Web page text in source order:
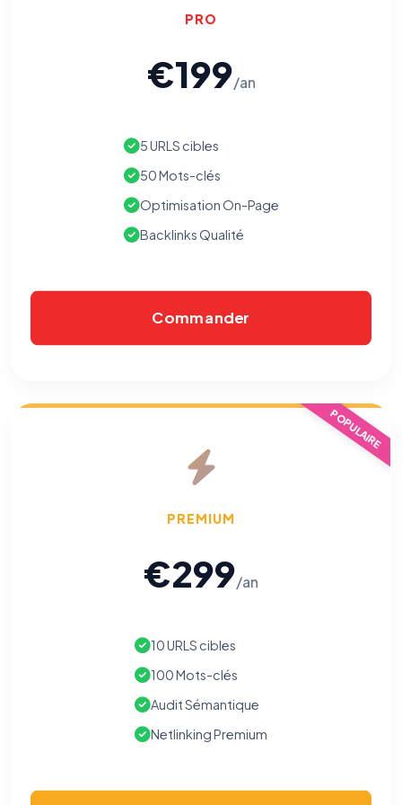
PRO
€199/an
5 URLS cibles
50 Mots-clés
Optimisation On-Page
Backlinks Qualité
Commander
POPULAIRE
PREMIUM
€299/an
10 URLS cibles
100 Mots-clés
Audit Sémantique
Netlinking Premium